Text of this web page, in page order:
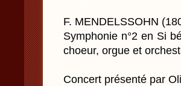
F. MENDELSSOHN
Symphonie n°2 en Si
choeur, orgue et
Concert présenté par